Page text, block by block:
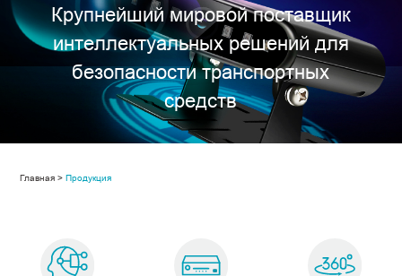
Крупнейший мировой поставщик
интеллектуальных решений для
безопасности транспортных
средств
Главная > Продукция